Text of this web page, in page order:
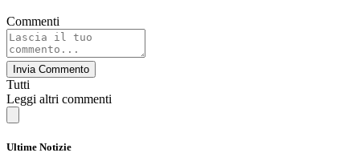
Commenti
Invia Commento
Tutti
Leggi altri commenti
Ultime Notizie